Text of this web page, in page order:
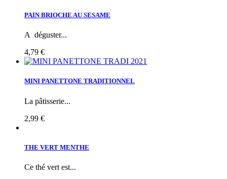
PAIN BRIOCHE AU SESAME
A déguster...
4,79 €
MINI PANETTONE TRADITIONNEL
La pâtisserie...
2,99 €
THE VERT MENTHE
Ce thé vert est...